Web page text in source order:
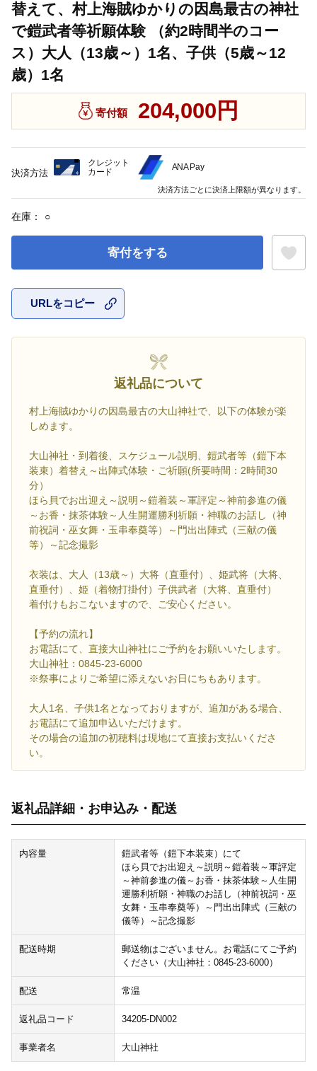
替えて、村上海賊ゆかりの因島最古の神社
で鎧武者等祈願体験 （約2時間半のコー
ス）大人（13歳～）1名、子供（5歳～12
歳）1名
寄付額 204,000円
在庫： ○
寄付をする
URLをコピー
返礼品について
村上海賊ゆかりの因島最古の大山神社で、以下の体験が楽
しめます。
大山神社・到着後、スケジュール説明、鎧武者等（鎧下本
装束）着替え～出陣式体験・ご祈願(所要時間：2時間30
分）
ほら貝でお出迎え～説明～鎧着装～軍評定～神前参進の儀
～お香・抹茶体験～人生開運勝利祈願・神職のお話し（神
前祝詞・巫女舞・玉串奉奠等）～門出出陣式（三献の儀
等）～記念撮影
衣装は、大人（13歳～）大将（直垂付）、姫武将（大将、
直垂付）、姫（着物打掛付）子供武者（大将、直垂付）
着付けもおこないますので、ご安心ください。
【予約の流れ】
お電話にて、直接大山神社にご予約をお願いいたします。
大山神社：0845-23-6000
※祭事によりご希望に添えないお日にちもあります。
大人1名、子供1名となっておりますが、追加がある場合、
お電話にて追加申込いただけます。
その場合の追加の初穂料は現地にて直接お支払いくださ
い。
返礼品詳細・お申込み・配送
内容量
鎧武者等（鎧下本装束）にて
ほら貝でお出迎え～説明～鎧着装～軍評定
～神前参進の儀～お香・抹茶体験～人生開
運勝利祈願・神職のお話し（神前祝詞・巫
女舞・玉串奉奠等）～門出出陣式（三献の
儀等）～記念撮影
配送時期
郵送物はございません。お電話にてご予約
ください（大山神社：0845-23-6000）
配送 常温
返礼品コード 34205-DN002
事業者名 大山神社
決済方法
クレジット
カード
ANA Pay
決済方法ごとに決済上限額が異なります。